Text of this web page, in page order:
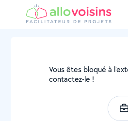
Vous êtes bloqué à
contactez-le !